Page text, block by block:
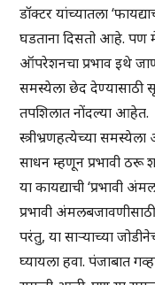
डॉक्टर यांच्यातला
घडताना दिसतो आहे. पण
ऑपरेशनचा प्रभाव इथे
समस्येला छेद देण्यासाठी
तपशिलात नोंदल्या आहेत.
स्त्रीभ्रणहत्येच्या
साधन म्हणून प्रभावी
या कायद्याची ‘प्रभावी
प्रभावी
परंतु, या साऱ्याच्या
घ्यायला हवा. पंजाबात